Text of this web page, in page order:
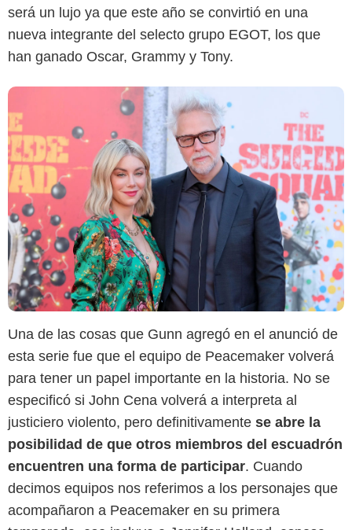
será un lujo ya que este año se convirtió en una
nueva integrante del selecto grupo EGOT, los que
han ganado Oscar, Grammy y Tony.
Una de las cosas que Gunn agregó en el anunció de
esta serie fue que el equipo de Peacemaker volverá
para tener un papel importante en la historia. No se
especificó si John Cena volverá a interpreta al
justiciero violento, pero definitivamente se abre la
posibilidad de que otros miembros del escuadrón
encuentren una forma de participar. Cuando
decimos equipos nos referimos a los personajes que
acompañaron a Peacemaker en su primera